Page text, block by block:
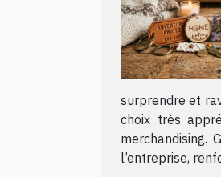
surprendre et
choix très
merchandising.
l’entreprise,